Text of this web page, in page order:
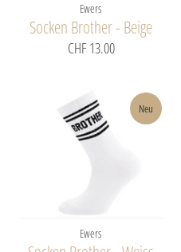
Ewers
Socken Brother - Beige
CHF 13.00
Neu
Ewers